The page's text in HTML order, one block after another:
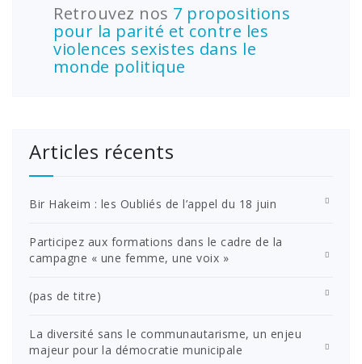
publications
Retrouvez nos 7 propositions
pour la parité et contre les
violences sexistes dans le
monde politique
Articles récents
Bir Hakeim : les Oubliés de l’appel du 18 juin
Participez aux formations dans le cadre de la
campagne « une femme, une voix »
(pas de titre)
La diversité sans le communautarisme, un enjeu
majeur pour la démocratie municipale